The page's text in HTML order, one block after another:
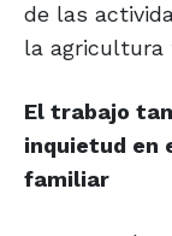
de las
la agricultura
El trabajo
inquietud en
familiar